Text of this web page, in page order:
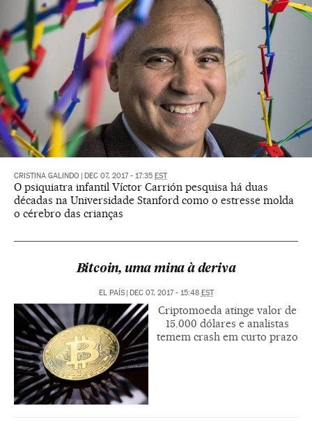
CRISTINA GALINDO DEC 07, 2017 - 17:35 EST
O psiquiatra infantil Víctor Carrión pesquisa há duas
décadas na Universidade Stanford como o estresse molda
o cérebro das crianças
Bitcoin, uma mina à deriva
EL PAÍS DEC 07, 2017 - 15:48 EST
Criptomoeda atinge valor de
15.000 dólares e analistas
temem crash em curto prazo